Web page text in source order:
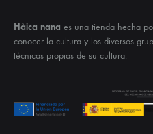
Hàica nana es una tienda hecha
conocer la cultura y los diversos
técnicas propias de su cultura.